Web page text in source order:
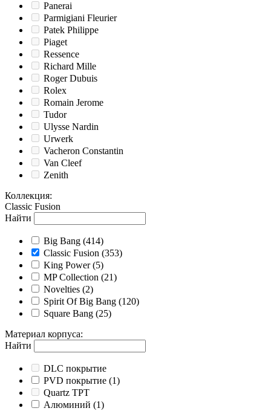
Panerai
Parmigiani Fleurier
Patek Philippe
Piaget
Ressence
Richard Mille
Roger Dubuis
Rolex
Romain Jerome
Tudor
Ulysse Nardin
Urwerk
Vacheron Constantin
Van Cleef
Zenith
Коллекция:
Classic Fusion
Найти
Big Bang (414)
Classic Fusion (353)
King Power (5)
MP Collection (21)
Novelties (2)
Spirit Of Big Bang (120)
Square Bang (25)
Материал корпуса:
Найти
DLC покрытие
PVD покрытие (1)
Quartz TPT
Алюминий (1)